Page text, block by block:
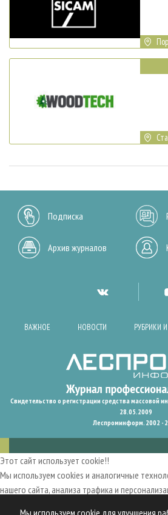
Мы используем cookie для улучшения
Подписка
Архив журналов
ВАЖНОЕ НОВОСТИ РУБРИКИ
Свидетельство о регистрации средства
28.05.2009
Леспроминформ. 2002 -
Этот сайт использует cookie!!
Мы используем cookies и аналогичные
нашего сайта, анализа трафика и